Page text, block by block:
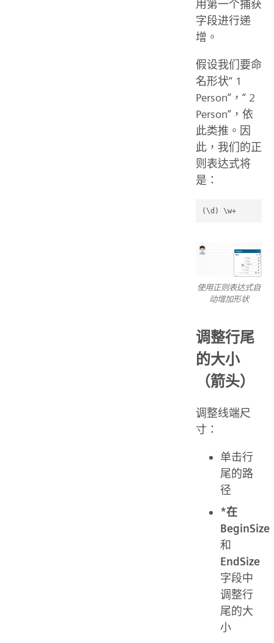
用第一个捕获
字段进行递
增。
假设我们要命
名形状“ 1
Person”，“ 2
Person”，依
此类推。因
此，我们的正
则表达式将
是：
使用正则表达式自
动增加形状
调整行尾
的大小
（箭头）
调整线端尺
寸：
单击行
尾的路
径
*在
BeginSize
和
EndSize
字段中
调整行
尾的大
小